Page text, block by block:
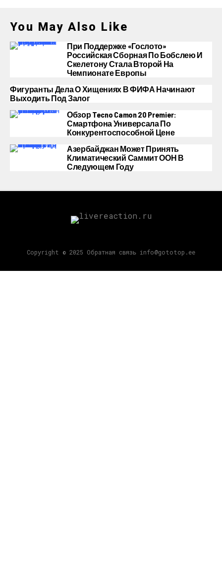
You May Also Like
При Поддержке «Гослото»
Российская Сборная По Бобслею И
Скелетону Стала Второй На
Чемпионате Европы
Фигуранты Дела О Хищениях В ФИФА Начинают
Выходить Под Залог
Обзор Tecno Camon 20 Premier:
Смартфона Универсала По
Конкурентоспособной Цене
Азербайджан Может Принять
Климатический Саммит ООН В
Следующем Году
Copyright © 2025 Обратная связь info@gototop.ee